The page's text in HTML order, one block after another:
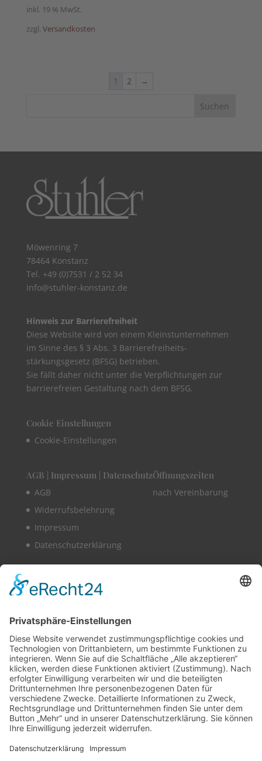
inkl. 19 % MwSt.
zzgl. Versandkosten
1 2 →
Möwenring 7
78464 Konstanz
Tel. +49 (0)7531 / 2 52 34
info@stuhler-konstanz.de
Hinweis zur Barrierefreiheit
Diese Website wird von einem Kleinstunternehmen
im Sinne des § 3 Abs. 3 Barrierefreiheits-
stärkungsgesetz (BFSG) betrieben.
Sie fällt daher nicht unter die Verpflichtungen zur
barrierefreien Gestaltung nach dem BFSG.
Cookie Einstellungen
Cookie-Einstellungen
AGB | Impressum | Datenschutz
AGB
Widerrufsbelehrung
Impressum
Datenschutzerklärung
Öffnungszeiten
nach Vereinbarung